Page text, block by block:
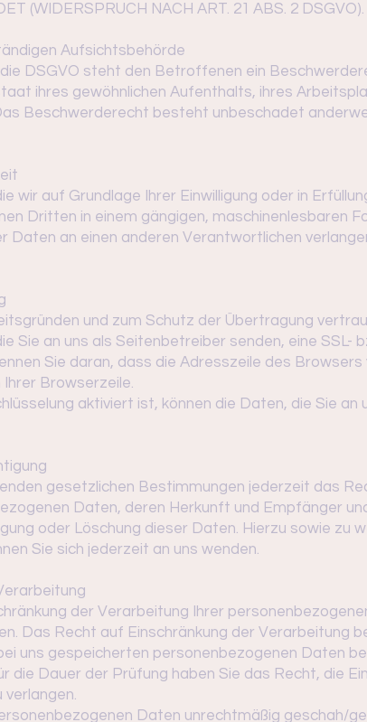
(WIDERSPRUCH NACH ART. 21 ABS. 2 DSGVO).
Aufsichts­behörde
die DSGVO steht den Betroffenen ein
ihres gewöhnlichen Aufenthalts, ihres
Beschwerderecht besteht unbeschadet
wir auf Grundlage Ihrer Einwilligung oder in
Dritten in einem gängigen, maschinenlesbaren
Daten an einen anderen Verantwortlichen
und zum Schutz der Übertragung
Sie an uns als Seitenbetreiber senden, eine SSL-
Sie daran, dass die Adresszeile des Browsers
Ihrer Browserzeile.
aktiviert ist, können die Daten, die Sie
gesetzlichen Bestimmungen jederzeit das
Daten, deren Herkunft und Empfänger
oder Löschung dieser Daten. Hierzu sowie zu
Sie sich jederzeit an uns wenden.
der Verarbeitung Ihrer
Das Recht auf Einschränkung der Verarbeitung
uns gespeicherten personenbezogenen Daten
die Dauer der Prüfung haben Sie das Recht, die
Daten unrechtmäßig geschah/